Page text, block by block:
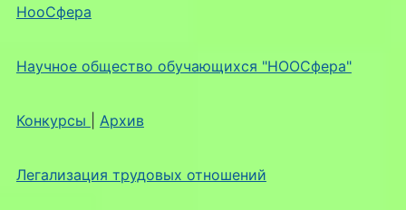
НооСфера
Научное общество обучающихся "НООСфера"
Конкурсы Архив
Легализация трудовых отношений